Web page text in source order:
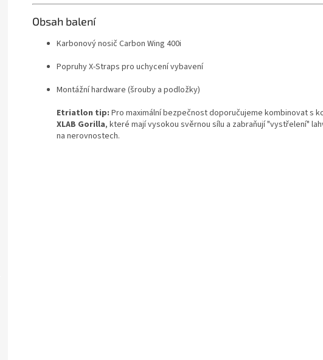
Obsah balení
Karbonový nosič Carbon Wing 400i
Popruhy X-Straps pro uchycení vybavení
Montážní hardware (šrouby a podložky)
Etriatlon tip: Pro maximální bezpečnost doporučujeme kombinovat s
XLAB Gorilla, které mají vysokou svěrnou sílu a zabraňují "vystřelení"
na nerovnostech.